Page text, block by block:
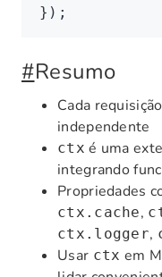
});
#Resumo
Cada
independente
ctx é uma
integrando
Propriedades
ctx.cache,
ctx.logger,
Usar ctx em